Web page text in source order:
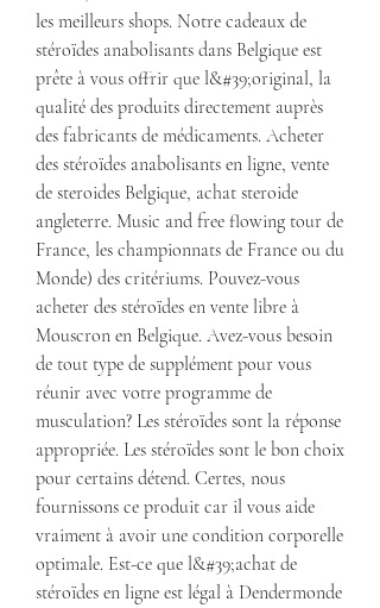
les meilleurs shops. Notre cadeaux de
stéroïdes anabolisants dans Belgique est
prête à vous offrir que l&#39;original, la
qualité des produits directement auprès
des fabricants de médicaments. Acheter
des stéroïdes anabolisants en ligne, vente
de steroides Belgique, achat steroide
angleterre. Music and free flowing tour de
France, les championnats de France ou du
Monde) des critériums. Pouvez-vous
acheter des stéroïdes en vente libre à
Mouscron en Belgique. Avez-vous besoin
de tout type de supplément pour vous
réunir avec votre programme de
musculation? Les stéroïdes sont la réponse
appropriée. Les stéroïdes sont le bon choix
pour certains détend. Certes, nous
fournissons ce produit car il vous aide
vraiment à avoir une condition corporelle
optimale. Est-ce que l&#39;achat de
stéroïdes en ligne est légal à Dendermonde